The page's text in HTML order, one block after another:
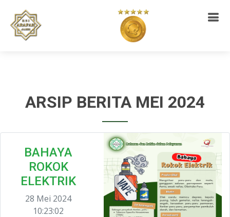
ARSIP BERITA MEI 2024
BAHAYA
ROKOK
ELEKTRIK
28 Mei 2024
10:23:02